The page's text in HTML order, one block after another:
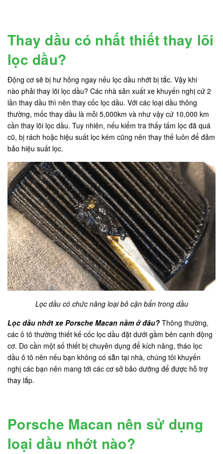
Thay dầu có nhất thiết thay lõi
lọc dầu?
Động cơ sẽ bị hư hỏng ngay nếu lọc dầu nhớt bị tắc. Vậy khi
nào phải thay lõi lọc dầu? Các nhà sản xuất xe khuyến nghị cứ 2
lần thay dầu thì nên thay cốc lọc dầu. Với các loại dầu thông
thường, mốc thay dầu là mỗi 5,000km và như vậy cứ 10,000 km
cần thay lõi lọc dầu. Tuy nhiên, nếu kiểm tra thấy tấm lọc đã quá
cũ, bị rách hoặc hiệu suất lọc kém cũng nên thay thế luôn để đảm
bảo hiệu suất lọc.
Lọc dầu có chức năng loại bỏ cặn bẩn trong dầu
Lọc dầu nhớt xe Porsche Macan nằm ở đâu? Thông thường,
các ô tô thường thiết kế cốc lọc dầu đặt dưới gầm bên cạnh động
cơ. Do cần một số thiết bị chuyên dụng để kích nâng, tháo lọc
dầu ô tô nên nếu bạn không có sẵn tại nhà, chúng tôi khuyến
nghị các bạn nên mang tới các cơ sở bảo dưỡng để được hỗ trợ
thay lắp.
Porsche Macan nên sử dụng
loại dầu nhớt nào?